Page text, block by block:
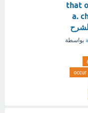
that
a.
بواسطة
occur